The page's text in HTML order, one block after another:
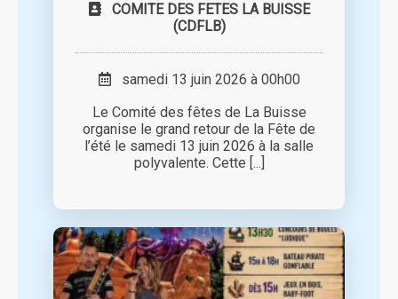
COMITE DES FETES LA BUISSE
(CDFLB)
samedi 13 juin 2026 à 00h00
Le Comité des fêtes de La Buisse
organise le grand retour de la Fête de
l’été le samedi 13 juin 2026 à la salle
polyvalente. Cette [...]